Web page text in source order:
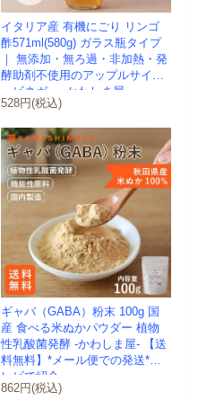
イタリア産 有機にごり リンゴ
酢571ml(580g) ガラス瓶タイプ
｜ 無添加・無ろ過・非加熱・発
酵助剤不使用のアップルサイダ
ービネガー -かわしま屋-
528円(税込)
ギャバ（GABA）粉末 100g 国
産 食べる米ぬかパウダー 植物
性乳酸菌発酵 -かわしま屋- 【送
料無料】*メール便での発送*テ
レビで紹介
862円(税込)